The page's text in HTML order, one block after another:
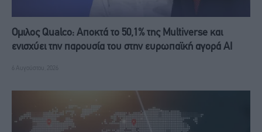
Ομιλος Qualco: Αποκτά το 50,1% της Multiverse και
ενισχύει την παρουσία του στην ευρωπαϊκή αγορά ΑΙ
6 Αυγούστου, 2026